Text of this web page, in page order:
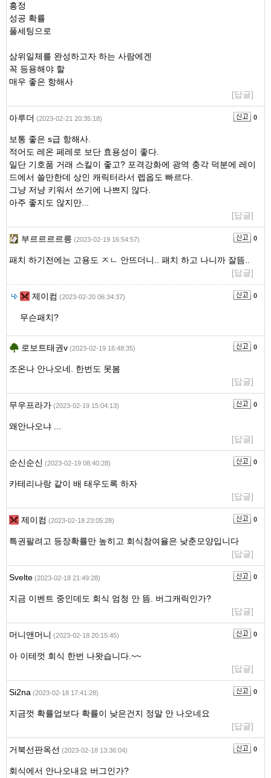
흥정
성공 확률
풀세팅으로
삼위일체를 완성하고자 하는 사람에겐
꼭 등용해야 할
매우 좋은 항해사
[답글]
아루더 (2023-02-21 20:35:18) 0
보통 좋은 s급 항해사.
적어도 레온 페레로 보단 효용성이 좋다.
일단 기호품 거래 스킬이 좋고? 포격강화에 광역 충각 덕분에 레이
드에서 쓸만한데 상인 캐릭터라서 렙옵도 빠르다.
그냥 저냥 키워서 쓰기에 나쁘지 않다.
아주 좋지도 않지만...
[답글]
부르르르르릉 (2023-02-19 16:54:57) 0
패치 하기전에는 고용도 ㅈㄴ 안뜨더니.. 패치 하고 나니까 잘뜸..
[답글]
제이컴 (2023-02-20 06:34:37) 0
무슨패치?
로보트태권v (2023-02-19 16:48:35) 0
조온나 안나오네. 한번도 못봄
[답글]
무우프라가 (2023-02-19 15:04:13) 0
왜안나오냐 ...
[답글]
순신순신 (2023-02-19 08:40:28) 0
카테리나랑 같이 배 태우도록 하자
[답글]
제이컴 (2023-02-18 23:05:28) 0
특권팔려고 등장확률만 높히고 회식참여율은 낮춘모양입니다
[답글]
Svelte (2023-02-18 21:49:28) 0
지금 이벤트 중인데도 회식 엄청 안 뜸. 버그캐릭인가?
[답글]
머니앤머니 (2023-02-18 20:15:45) 0
아 이테껏 회식 한번 나왓습니다.~~
[답글]
Si2na (2023-02-18 17:41:28) 0
지금껏 확률업보다 확률이 낮은건지 정말 안 나오네요
[답글]
거북선판옥선 (2023-02-18 13:36:04) 0
회식에서 안나오내요 버그인가?